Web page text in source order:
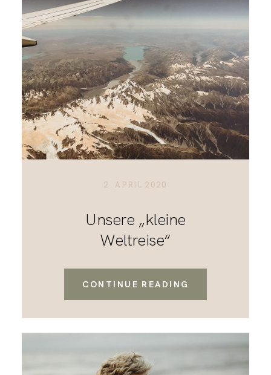
2. APRIL 2020
Unsere „kleine
Weltreise“
CONTINUE READING